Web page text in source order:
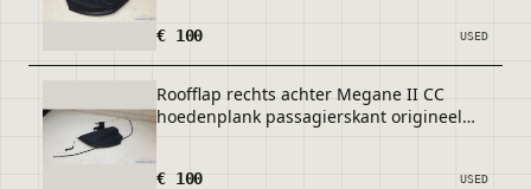
€ 100 USED
Roofflap rechts achter Megane II CC
hoedenplank passagierskant origineel
€ 100 USED